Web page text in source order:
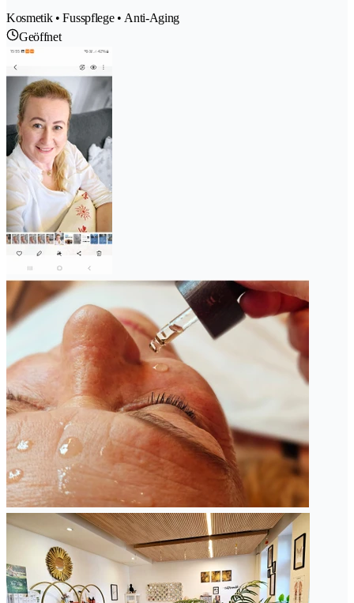
Kosmetik • Fusspflege • Anti-Aging
Geöffnet